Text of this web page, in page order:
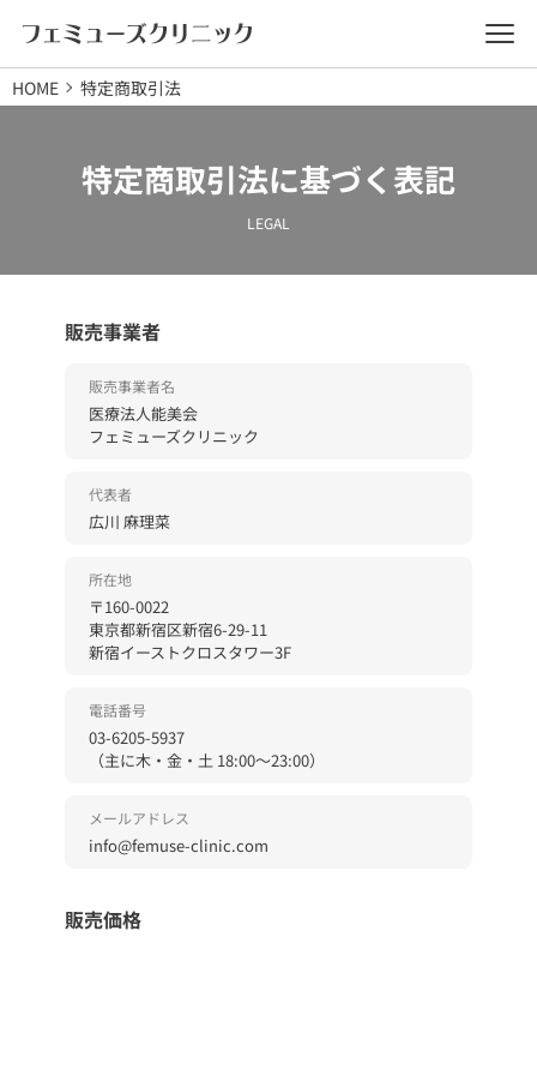
施術メニュー
ピル
体調ケア注射・点滴
美容内服
メディカルダイエット
ボトックス
ゾレア
ウルソ
ニキビ治療
診療の流れ
医師紹介
HOME 特定商取引法
特定商取引法に基づく表記
LEGAL
販売事業者
販売事業者名
医療法人能美会
フェミューズクリニック
代表者
広川 麻理菜
所在地
〒160-0022
東京都新宿区新宿6-29-11
新宿イーストクロスタワー3F
電話番号
03-6205-5937
（主に木・金・土 18:00〜23:00）
メールアドレス
info@femuse-clinic.com
販売価格